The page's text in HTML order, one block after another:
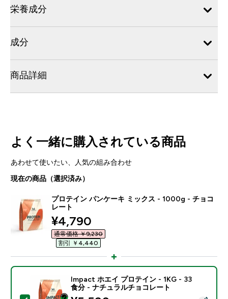
栄養成分
成分
商品詳細
よく一緒に購入されている商品
あわせて使いたい、人気の組み合わせ
現在の商品（選択済み）
プロテイン パンケーキ ミックス - 1000g - チョコ
レート
discounted price
¥4,790‎
通常価格 ￥9,230‎
割引 ￥4,440‎
Impact ホエイ プロテイン - 1KG - 33
食分 - ナチュラルチョコレート